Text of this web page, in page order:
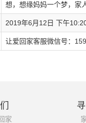
想，想缘妈妈一个梦，家
2019年6月12日 下午
让爱回家客服微信号：
家